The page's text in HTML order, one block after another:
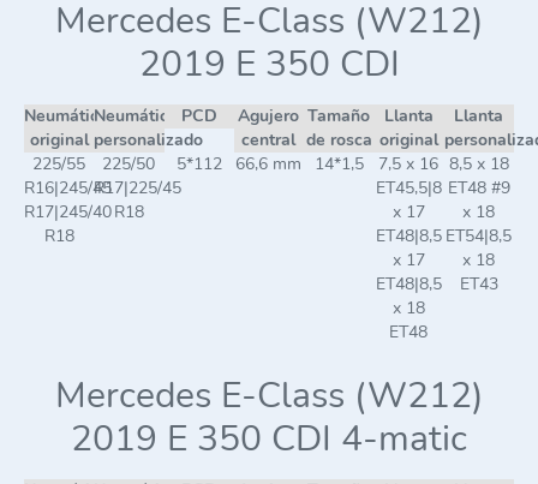
Mercedes E-Class (W212)
2019 E 350 CDI
Neumático
original
Neumático
personalizado
PCD
Agujero
central
Tamaño
de rosca
Llanta
original
Llanta
225/55
R16|245/45
R17|245/40
R18
225/50
R17|225/45
R18
5*112 66,6 mm 14*1,5
7,5 x 16
ET45,5|8
x 17
ET48|8,5
x 17
ET48|8,5
x 18
ET48
8,5 x 18
ET48 #9
x 18
ET54|8,5
x 18
ET43
Mercedes E-Class (W212)
2019 E 350 CDI 4-matic